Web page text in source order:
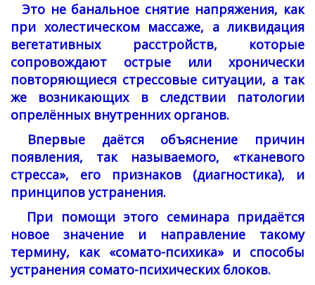
Это не банальное снятие напряжения, как
при холестическом массаже, а ликвидация
вегетативных расстройств, которые
сопровождают острые или хронически
повторяющиеся стрессовые ситуации, а так
же возникающих в следствии патологии
опрелённых внутренних органов.
Впервые даётся объяснение причин
появления, так называемого, «тканевого
стресса», его признаков (диагностика), и
принципов устранения.
При помощи этого семинара придаётся
новое значение и направление такому
термину, как «сомато-психика» и способы
устранения сомато-психических блоков.